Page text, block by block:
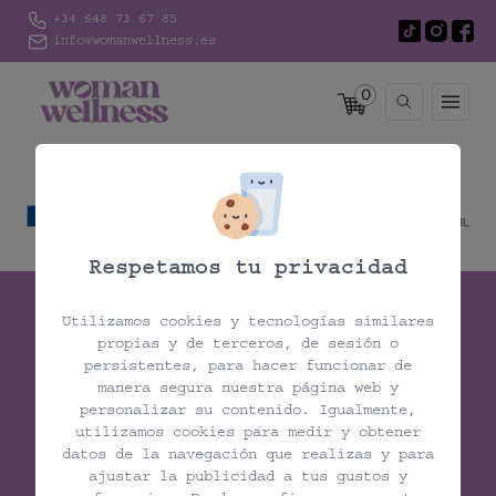
+34 648 73 67 85
info@womanwellness.es
0
Woman Wellness
Respetamos tu privacidad
Utilizamos cookies y tecnologías similares
propias y de terceros, de sesión o
persistentes, para hacer funcionar de
manera segura nuestra página web y
personalizar su contenido. Igualmente,
utilizamos cookies para medir y obtener
datos de la navegación que realizas y para
ajustar la publicidad a tus gustos y